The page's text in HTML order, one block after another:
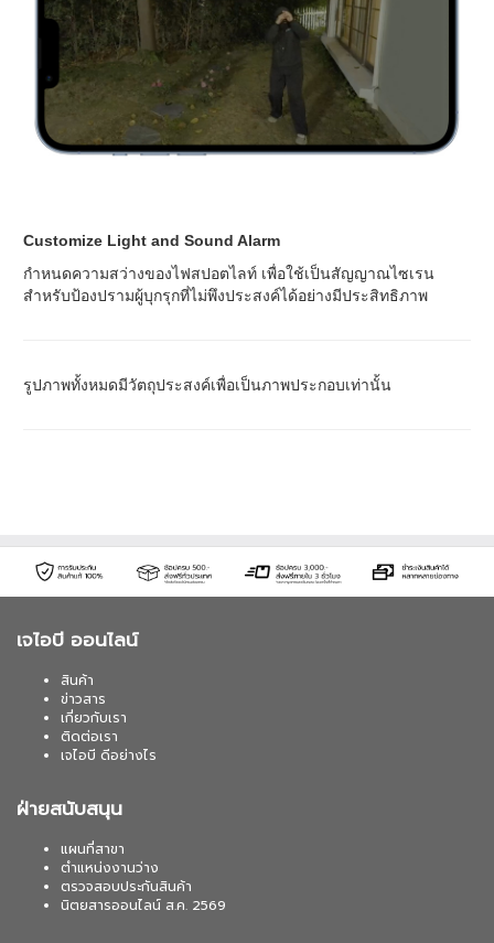
Customize Light and Sound Alarm
กำหนดความสว่างของไฟสปอตไลท์ เพื่อใช้เป็นสัญญาณไซเรน
สำหรับป้องปรามผู้บุกรุกที่ไม่พึงประสงค์ได้อย่างมีประสิทธิภาพ
รูปภาพทั้งหมดมีวัตถุประสงค์เพื่อเป็นภาพประกอบเท่านั้น
เจไอบี ออนไลน์
สินค้า
ข่าวสาร
เกี่ยวกับเรา
ติดต่อเรา
เจไอบี ดีอย่างไร
ฝ่ายสนับสนุน
แผนที่สาขา
ตำแหน่งงานว่าง
ตรวจสอบประกันสินค้า
นิตยสารออนไลน์ ส.ค. 2569